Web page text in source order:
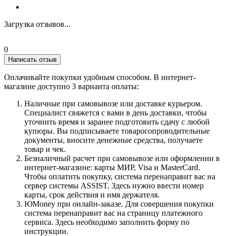
Загрузка отзывов...
0
Написать отзыв
Оплачивайте покупки удобным способом. В интернет-
магазине доступно 3 варианта оплаты:
Наличные при самовывозе или доставке курьером.
Специалист свяжется с вами в день доставки, чтобы
уточнить время и заранее подготовить сдачу с любой
купюры. Вы подписываете товаросопроводительные
документы, вносите денежные средства, получаете
товар и чек.
Безналичный расчет при самовывозе или оформлении в
интернет-магазине: карты МИР, Visa и MasterCard.
Чтобы оплатить покупку, система перенаправит вас на
сервер системы ASSIST. Здесь нужно ввести номер
карты, срок действия и имя держателя.
ЮMoney при онлайн-заказе. Для совершения покупки
система перенаправит вас на страницу платежного
сервиса. Здесь необходимо заполнить форму по
инструкции.